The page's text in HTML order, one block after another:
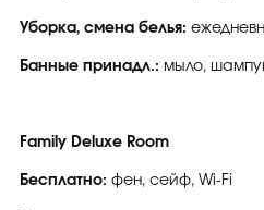
Уборка, смена белья:
Банные принадл.: мыло,
Family Deluxe Room
Бесплатно: фен, сейф, Wi-Fi